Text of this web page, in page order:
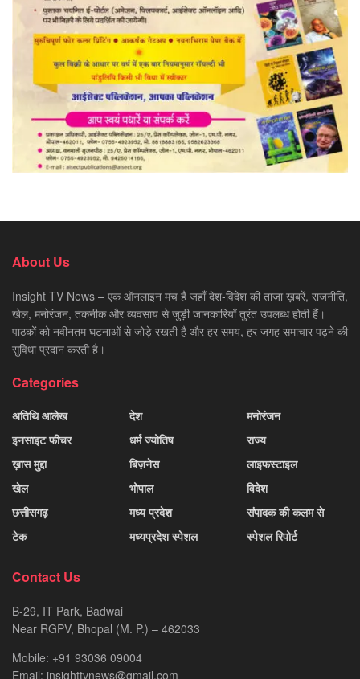
About Us
Insight TV News – एक ऑनलाइन मंच है जहाँ देश-विदेश की ताज़ा ख़बरें, राजनीति,
खेल, मनोरंजन, तकनीक और व्यवसाय से जुड़ी जानकारियाँ तुरंत उपलब्ध होती हैं।
पाठकों को नवीनतम घटनाओं से जोड़े रखती है और हर समय, हर जगह समाचार पढ़ने की
सुविधा प्रदान करती है।
Categories
अतिथि आलेख
इनसाइट फीचर
ख़ास मुद्दा
खेल
छत्तीसगढ़
टेक
देश
धर्म ज्योतिष
बिज़नेस
भोपाल
मध्य प्रदेश
मध्यप्रदेश स्पेशल
मनोरंजन
राज्य
लाइफस्टाइल
विदेश
संपादक की कलम से
स्पेशल रिपोर्ट
Contact Us
B-29, IT Park, Badwai
Near RGPV, Bhopal (M. P.) – 462033
Mobile: +91 93036 09004
Email: insighttvnews@gmail.com